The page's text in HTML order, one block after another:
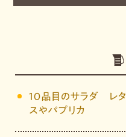
１０品目のサラダ レタ
スやパプリカ